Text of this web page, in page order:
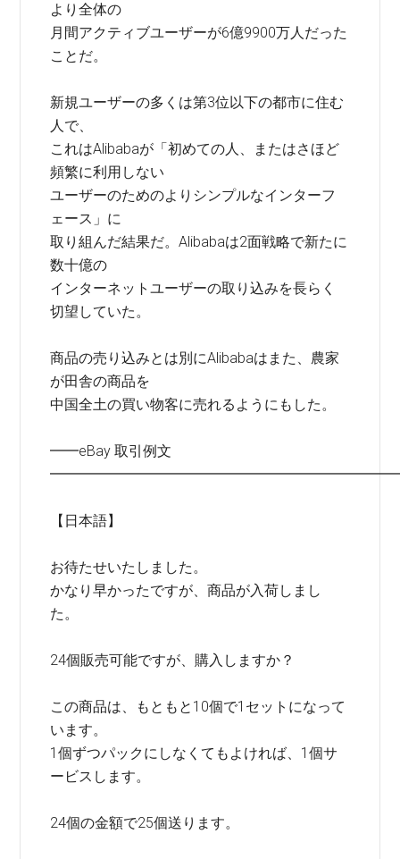
より全体の
月間アクティブユーザーが6億9900万人だった
ことだ。
新規ユーザーの多くは第3位以下の都市に住む
人で、
これはAlibabaが「初めての人、またはさほど
頻繁に利用しない
ユーザーのためのよりシンプルなインターフ
ェース」に
取り組んだ結果だ。Alibabaは2面戦略で新たに
数十億の
インターネットユーザーの取り込みを長らく
切望していた。
商品の売り込みとは別にAlibabaはまた、農家
が田舎の商品を
中国全土の買い物客に売れるようにもした。
━━eBay 取引例文
【日本語】
お待たせいたしました。
かなり早かったですが、商品が入荷しまし
た。
24個販売可能ですが、購入しますか？
この商品は、もともと10個で1セットになって
います。
1個ずつパックにしなくてもよければ、1個サ
ービスします。
24個の金額で25個送ります。